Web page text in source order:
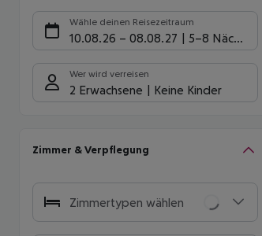
Wähle deinen Reisezeitraum
10.08.26 – 08.08.27 5-8 Nächte
Wer wird verreisen
2 Erwachsene Keine Kinder
Zimmer & Verpflegung
Zimmertypen wählen